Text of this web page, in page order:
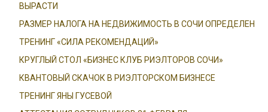
ВЫРАСТИ
РАЗМЕР НАЛОГА НА НЕДВИЖИМОСТЬ В СОЧИ ОПРЕДЕЛЕН
ТРЕНИНГ «СИЛА РЕКОМЕНДАЦИЙ»
КРУГЛЫЙ СТОЛ «БИЗНЕС КЛУБ РИЭЛТОРОВ СОЧИ»
КВАНТОВЫЙ СКАЧОК В РИЭЛТОРСКОМ БИЗНЕСЕ
ТРЕНИНГ ЯНЫ ГУСЕВОЙ